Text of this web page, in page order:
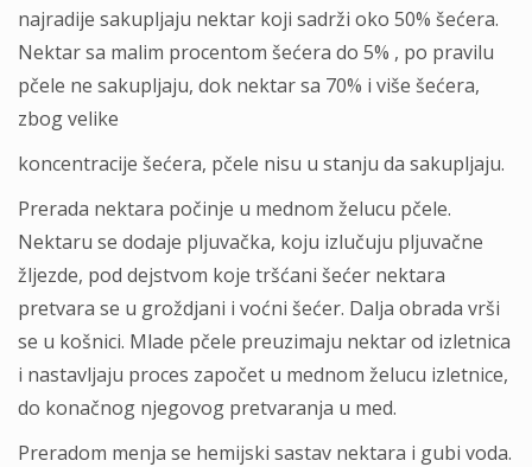
najradije sakupljaju nektar koji sadrži oko 50% šećera.
Nektar sa malim procentom šećera do 5% , po pravilu
pčele ne sakupljaju, dok nektar sa 70% i više šećera,
zbog velike
koncentracije šećera, pčele nisu u stanju da sakupljaju.
Prerada nektara počinje u mednom želucu pčele.
Nektaru se dodaje pljuvačka, koju izlučuju pljuvačne
žljezde, pod dejstvom koje tršćani šećer nektara
pretvara se u groždjani i voćni šećer. Dalja obrada vrši
se u košnici. Mlade pčele preuzimaju nektar od izletnica
i nastavljaju proces započet u mednom želucu izletnice,
do konačnog njegovog pretvaranja u med.
Preradom menja se hemijski sastav nektara i gubi voda.